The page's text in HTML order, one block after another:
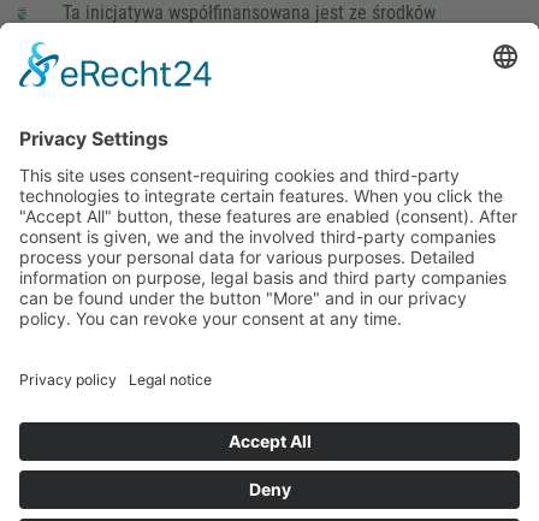
Ta inicjatywa współfinansowana jest ze środków
parlamentarzystów Landtagu Saksońskiego budżetu.
stopka redakcyjna
This site uses consent-requiring cookies and third-party
technologies to integrate certain features. When you click the
"Accept All" button, these features are enabled (consent).
After consent is given, we and the involved third-party
companies process your personal data for various purposes.
companies can be found under the button "More" and in our
DENY ACCEPT MORE